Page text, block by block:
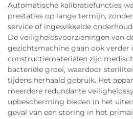
Automatische kalibratiefuncties
prestaties op lange termijn,
service of ingewikkelde
De veiligheidsvoorzieningen van
gezichtsmachine gaan ook verder
constructiematerialen zijn
bacteriële groei, waardoor
tijdens herhaald gebruik. Het
meerdere redundante
upbescherming bieden in het
geval van een storing in het